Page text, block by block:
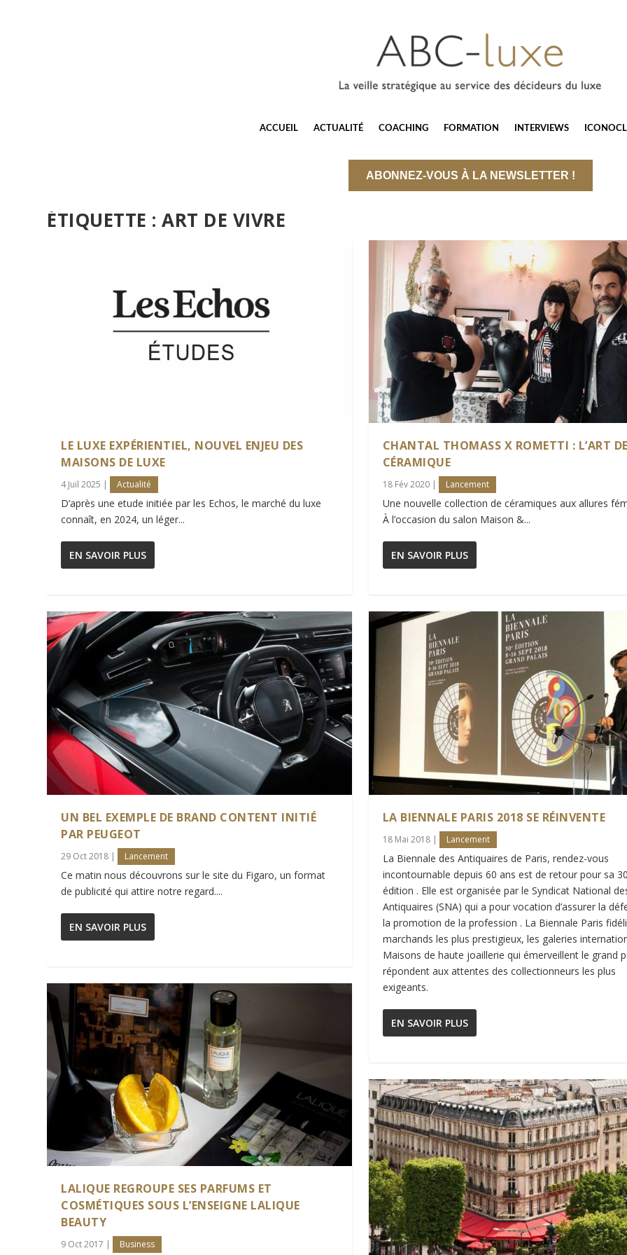
ACCUEIL ACTUALITÉ COACHING FORMATION INTERVIEWS
ABONNEZ-VOUS À LA NEWSLETTER !
ÉTIQUETTE :ART DE VIVRE
LE LUXE EXPÉRIENTIEL, NOUVEL ENJEU DES
MAISONS DE LUXE
4 Juil 2025 | Actualité
D’après une etude initiée par les Echos, le marché du luxe
connaît, en 2024, un léger...
EN SAVOIR PLUS
UN BEL EXEMPLE DE BRAND CONTENT INITIÉ
PAR PEUGEOT
29 Oct 2018 | Lancement
Ce matin nous découvrons sur le site du Figaro, un format
de publicité qui attire notre regard....
EN SAVOIR PLUS
LALIQUE REGROUPE SES PARFUMS ET
COSMÉTIQUES SOUS L’ENSEIGNE LALIQUE
BEAUTY
9 Oct 2017 | Business
CHANTAL THOMASS X ROMETTI : L’ART
CÉRAMIQUE
18 Fév 2020| Lancement
Une nouvelle collection de céramiques aux allures
À l’occasion du salon Maison &...
EN SAVOIR PLUS
LA BIENNALE PARIS 2018 SE RÉINVENTE
18 Mai 2018| Lancement
La Biennale des Antiquaires de Paris, rendez-vous
incontournable depuis 60 ans est de retour pour sa
édition . Elle est organisée par le Syndicat National
Antiquaires (SNA) qui a pour vocation d’assurer la
la promotion de la profession . La Biennale Paris
marchands les plus prestigieux, les galeries
Maisons de haute joaillerie qui émerveillent le grand
répondent aux attentes des collectionneurs les plus
exigeants.
EN SAVOIR PLUS